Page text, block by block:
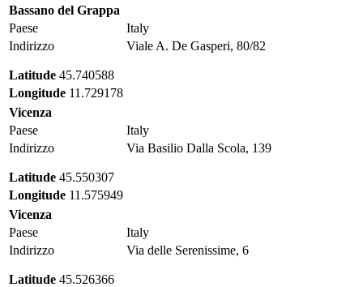
Bassano del Grappa
Paese
Italy
Indirizzo
Viale A. De Gasperi, 80/82
Latitude 45.740588
Longitude 11.729178
Vicenza
Paese
Italy
Indirizzo
Via Basilio Dalla Scola, 139
Latitude 45.550307
Longitude 11.575949
Vicenza
Paese
Italy
Indirizzo
Via delle Serenissime, 6
Latitude 45.526366